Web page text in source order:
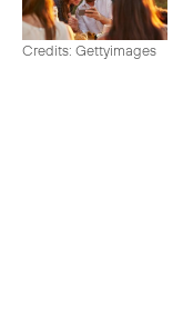
Credits: Gettyimages